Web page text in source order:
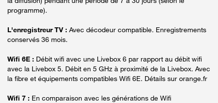
programme).
L'enregistreur TV : Avec décodeur compatible. Enregistrements
conservés 36 mois.
Wifi 6E : Débit wifi avec une Livebox 6 par rapport au débit wifi
avec la Livebox 5. Débit en 5 GHz à proximité de la Livebox. Avec
la fibre et équipements compatibles Wifi 6E. Détails sur orange.fr
Wifi 7 : En comparaison avec les générations de Wifi